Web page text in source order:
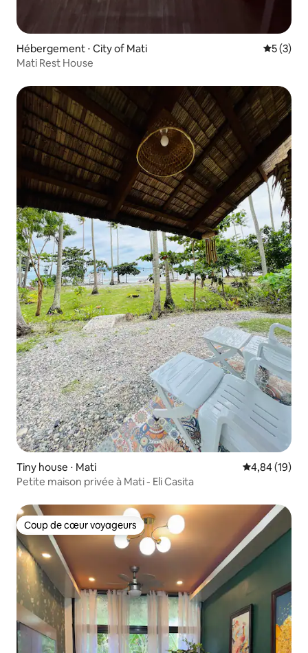
Hébergement ⋅ City of Mati
5 (3)
Mati Rest House
Tiny house ⋅ Mati Évaluation
4,84 (19)
Petite maison privée à Mati - Eli Casita
Coup de cœur voyageurs
Coup de cœur voyageurs